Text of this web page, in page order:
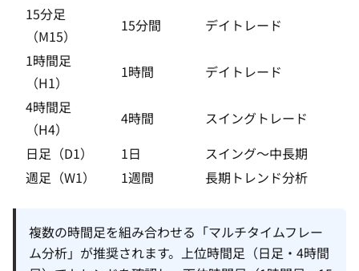
15分足
（M15）
15分間
デイトレード
1時間足
（H1）
1時間
デイトレード
4時間足
（H4）
4時間
スイングトレード
日足（D1）
1日
スイング〜中長期
週足（W1）
1週間 長期トレンド分析
複数の時間足を組み合わせる「マルチタイムフレー
ム分析」が推奨されます。上位時間足（日足・4時間